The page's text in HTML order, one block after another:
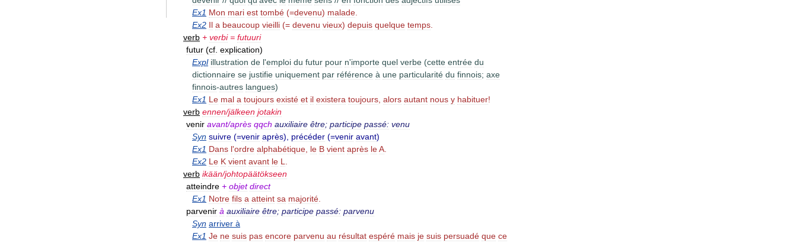
Ex1 Mon mari est tombé (=devenu) malade
Ex2 Il a beaucoup vieilli (= devenu vieux) depuis quelque temps
verb + verbi= futuuri
futur (cf explication)
Expl illustration de l'emploi du futur pour n'importe quel verbe (cette entrée du
dictionnaire se justifie uniquement par référence à une particularité du finnois; axe
finnois-autres langues)
Ex1 Le mal a toujours existé et il existera toujours alors autant nous y habituer!
verb ennen/jälkeen jotakin
venir avant/après qqch auxiliaire être; participe passé: venu
Syn suivre (=venir après), précéder (=venir avant)
Ex1 Dans l'ordre alphabétique le B vient après leA
Ex2 Le K vient avant le L
verb ikään/johtopäätökseen
atteindre + objet direct
Ex1 Notre fils a atteint sa majorité
parvenir à auxiliaire être; participe passé: parvenu
Syn arriver à
Ex1 Je ne suis pas encore parvenu au résultat espéré mais je suis persuadé que ce